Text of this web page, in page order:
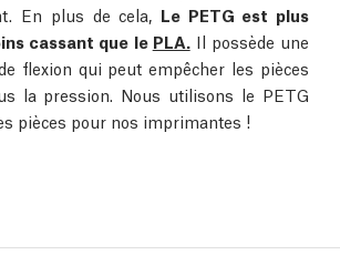
En plus de cela, Le PETG est plus
cassant que le PLA.Il possède une
flexion qui peut empêcher les pièces
la pression. Nous utilisons le PETG
pièces pour nos imprimantes !